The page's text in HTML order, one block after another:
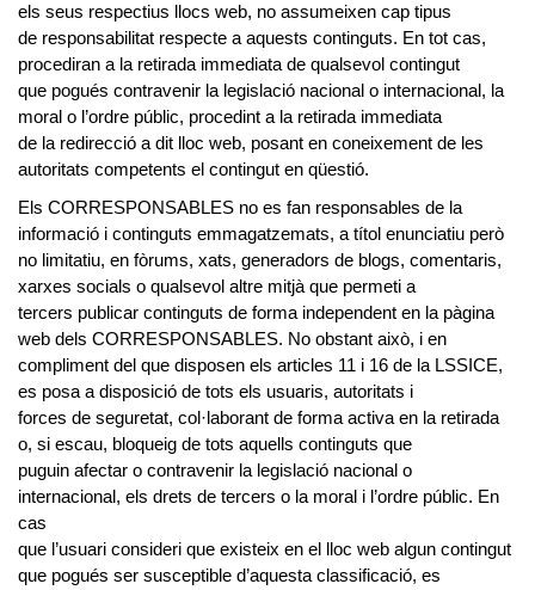
els seus respectius llocs web, no assumeixen cap tipus
de responsabilitat respecte a aquests continguts. En tot cas,
procediran a la retirada immediata de qualsevol contingut
que pogués contravenir la legislació nacional o internacional, la
moral o l’ordre públic, procedint a la retirada immediata
de la redirecció a dit lloc web, posant en coneixement de les
autoritats competents el contingut en qüestió.
Els CORRESPONSABLES no es fan responsables de la
informació i continguts emmagatzemats, a títol enunciatiu però
no limitatiu, en fòrums, xats, generadors de blogs, comentaris,
xarxes socials o qualsevol altre mitjà que permeti a
tercers publicar continguts de forma independent en la pàgina
web dels CORRESPONSABLES. No obstant això, i en
compliment del que disposen els articles 11 i 16 de la LSSICE,
es posa a disposició de tots els usuaris, autoritats i
forces de seguretat, col·laborant de forma activa en la retirada
o, si escau, bloqueig de tots aquells continguts que
puguin afectar o contravenir la legislació nacional o
internacional, els drets de tercers o la moral i l’ordre públic. En
cas
que l’usuari consideri que existeix en el lloc web algun contingut
que pogués ser susceptible d’aquesta classificació, es